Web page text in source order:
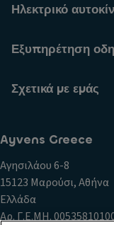
Ηλεκτρικό
Εξυπηρέτηση
Σχετικά με εμάς
Ayvens Greece
Αγησιλάου 6-8
15123 Μαρούσι, Αθήνα
Ελλάδα
Αρ. Γ.Ε.ΜΗ.